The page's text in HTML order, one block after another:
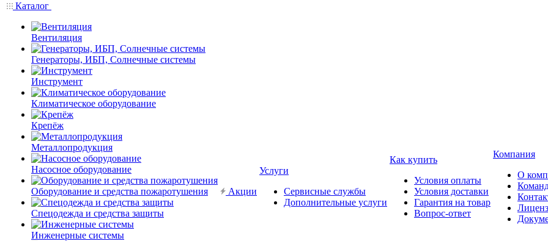
Каталог
Вентиляция
Генераторы, ИБП, Солнечные системы
Инструмент
Климатическое оборудование
Крепёж
Металлопродукция
Насосное оборудование
Оборудование и средства пожаротушения
Спецодежда и средства защиты
Инженерные системы
Акции
Услуги
Сервисные службы
Дополнительные услуги
Как купить
Условия оплаты
Условия доставки
Гарантия на товар
Вопрос-ответ
Компания
О